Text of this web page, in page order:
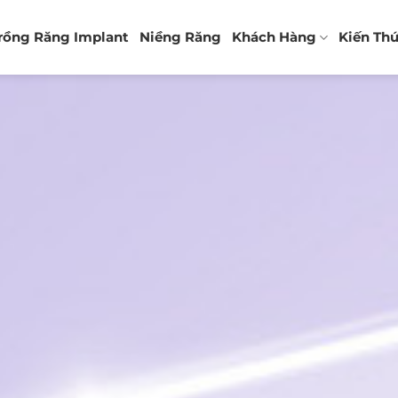
Răng Implant Niềng Răng Khách Hàng Kiến